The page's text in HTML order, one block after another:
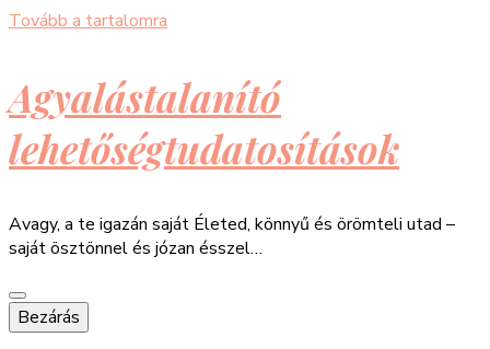
Tovább a tartalomra
Agyalástalanító
lehetőségtudatosítások
Avagy, a te igazán saját Életed, könnyű és örömteli utad –
saját ösztönnel és józan ésszel…
Bezárás